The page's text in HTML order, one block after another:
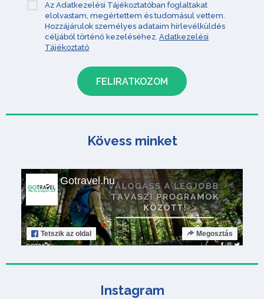
Az Adatkezelési Tájékoztatóban foglaltakat
elolvastam, megértettem és tudomásul vettem.
Hozzájárulok személyes adataim hírlevélküldés
céljából történő kezeléséhez. Adatkezelési
Tájékoztató
Kövess minket
Gotravel.hu
Tetszik az oldal Megosztás
Instagram